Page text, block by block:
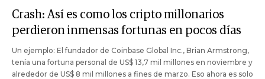
Crash: Así es como los cripto millonarios
perdieron inmensas fortunas en pocos días
Un ejemplo: El fundador de Coinbase Global Inc., Brian Armstrong,
tenía una fortuna personal de US$ 13,7 mil millones en noviembre y
alrededor de US$ 8 mil millones a fines de marzo. Eso ahora es solo